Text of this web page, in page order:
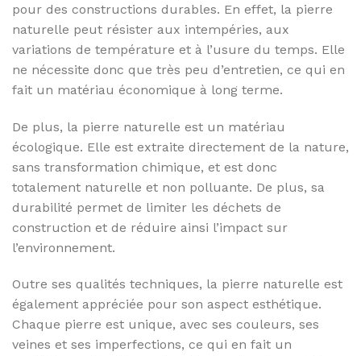
pour des constructions durables. En effet, la pierre
naturelle peut résister aux intempéries, aux
variations de température et à l’usure du temps. Elle
ne nécessite donc que très peu d’entretien, ce qui en
fait un matériau économique à long terme.
De plus, la pierre naturelle est un matériau
écologique. Elle est extraite directement de la nature,
sans transformation chimique, et est donc
totalement naturelle et non polluante. De plus, sa
durabilité permet de limiter les déchets de
construction et de réduire ainsi l’impact sur
l’environnement.
Outre ses qualités techniques, la pierre naturelle est
également appréciée pour son aspect esthétique.
Chaque pierre est unique, avec ses couleurs, ses
veines et ses imperfections, ce qui en fait un